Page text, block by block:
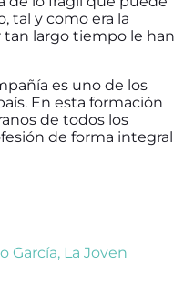
tal y como era la
largo tiempo le han
es uno de los
En esta formación
de todos los
de forma integral
García, La Joven